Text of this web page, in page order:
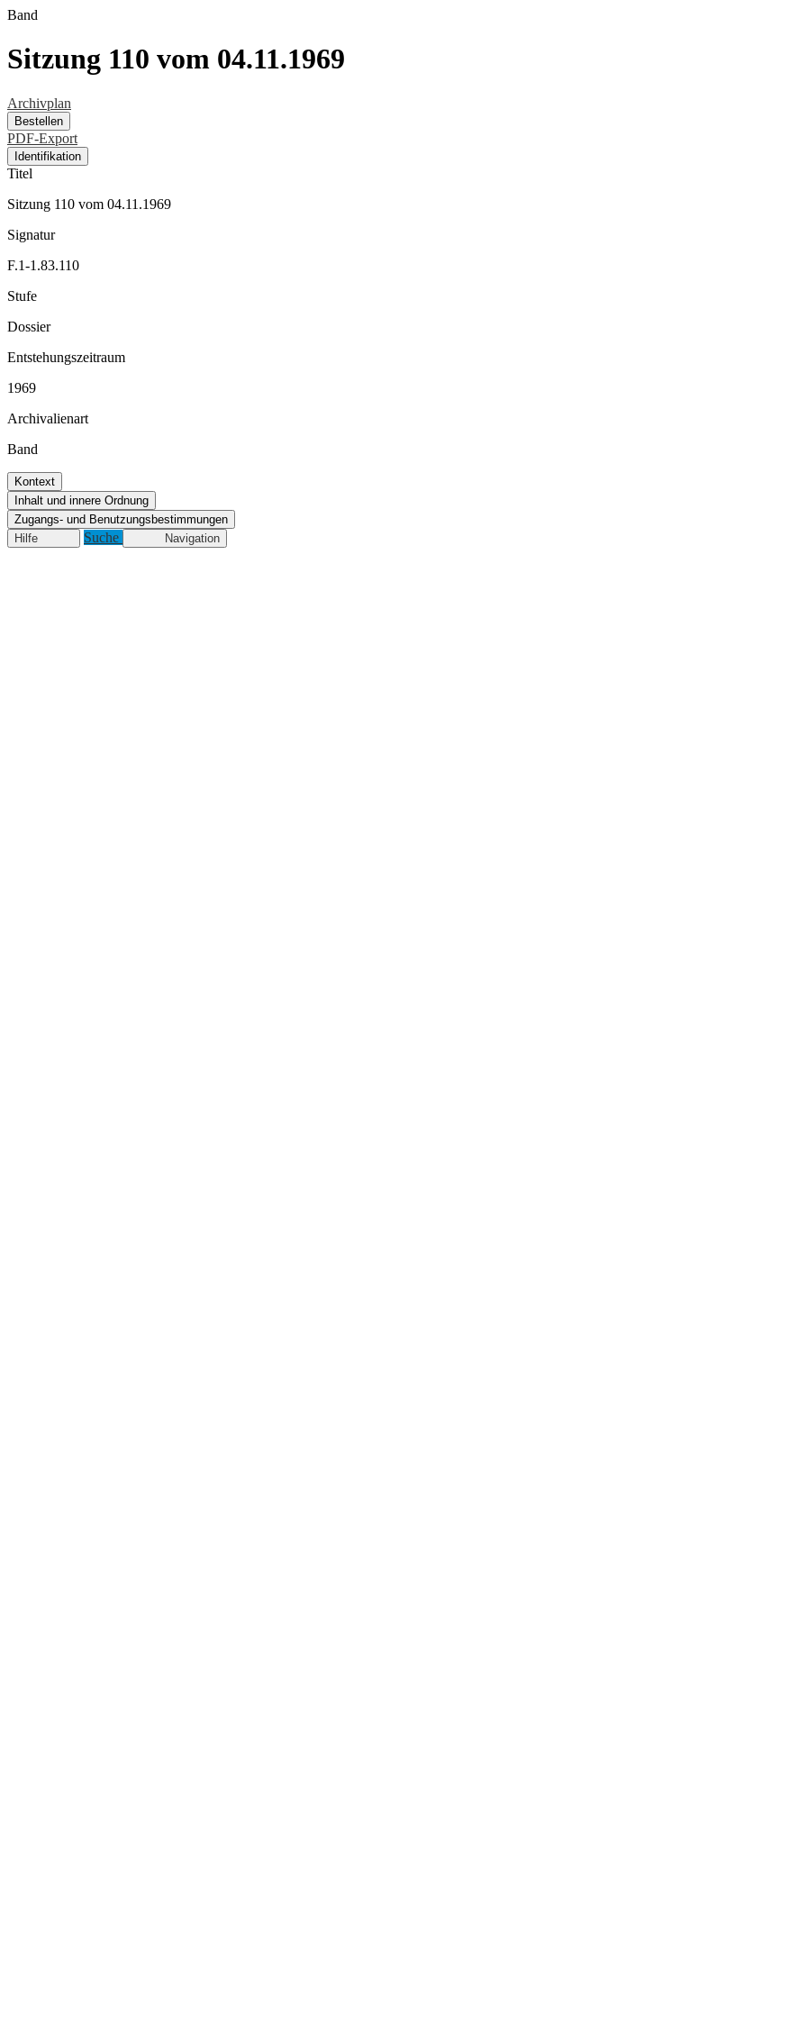
Band
Sitzung 110 vom 04.11.1969
Archivplan
Bestellen
PDF-Export
Identifikation
Titel
Sitzung 110 vom 04.11.1969
Signatur
F.1-1.83.110
Stufe
Dossier
Entstehungszeitraum
1969
Archivalienart
Band
Kontext
Inhalt und innere Ordnung
Zugangs- und Benutzungsbestimmungen
Hilfe
Suche Navigation